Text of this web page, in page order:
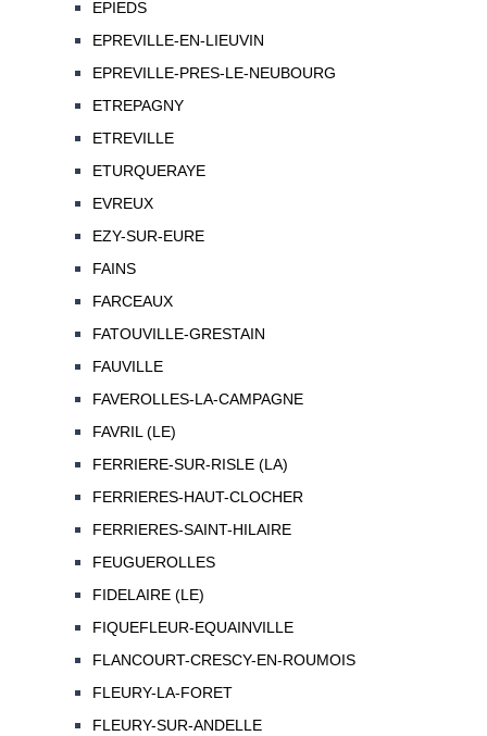
EPIEDS
EPREVILLE-EN-LIEUVIN
EPREVILLE-PRES-LE-NEUBOURG
ETREPAGNY
ETREVILLE
ETURQUERAYE
EVREUX
EZY-SUR-EURE
FAINS
FARCEAUX
FATOUVILLE-GRESTAIN
FAUVILLE
FAVEROLLES-LA-CAMPAGNE
FAVRIL (LE)
FERRIERE-SUR-RISLE (LA)
FERRIERES-HAUT-CLOCHER
FERRIERES-SAINT-HILAIRE
FEUGUEROLLES
FIDELAIRE (LE)
FIQUEFLEUR-EQUAINVILLE
FLANCOURT-CRESCY-EN-ROUMOIS
FLEURY-LA-FORET
FLEURY-SUR-ANDELLE